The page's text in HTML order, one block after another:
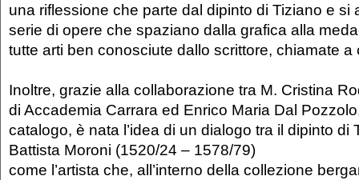
una riflessione che parte dal dipinto di Tiziano e si
serie di opere che spaziano dalla grafica alla
tutte arti ben conosciute dallo scrittore, chiamate a
Inoltre, grazie alla collaborazione tra M. Cristina
di Accademia Carrara ed Enrico Maria Dal
catalogo, è nata l’idea di un dialogo tra il dipinto di
Battista Moroni (1520/24 – 1578/79)
come l’artista che, all’interno della collezione